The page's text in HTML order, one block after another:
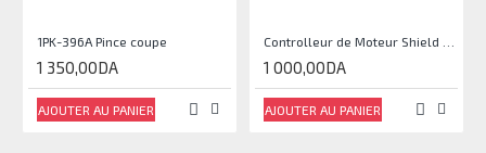
1PK-396A Pince coupe
1 350,00DA
AJOUTER AU PANIER
1 000,00DA
AJOUTER AU PANIER